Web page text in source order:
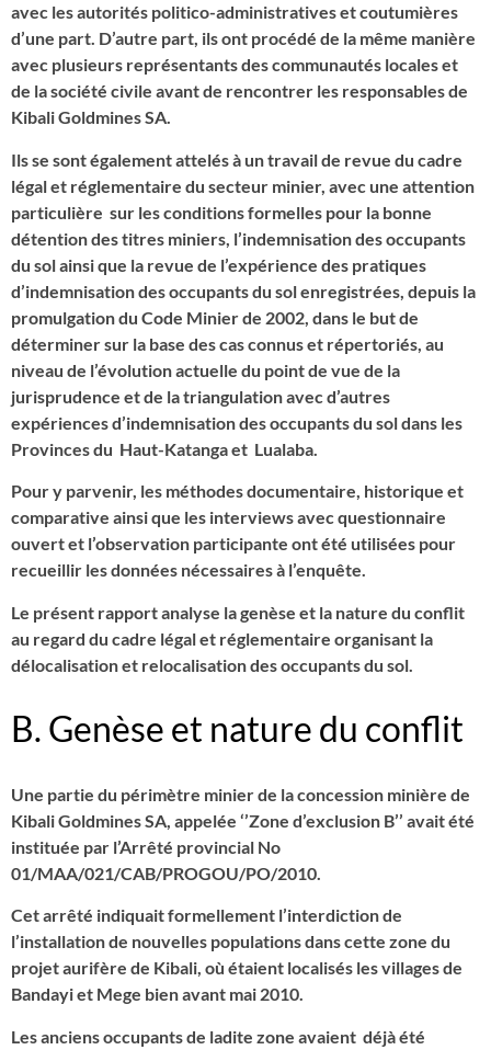
avec les autorités politico-administratives et coutumières
d’une part. D’autre part, ils ont procédé de la même manière
avec plusieurs représentants des communautés locales et
de la société civile avant de rencontrer les responsables de
Kibali Goldmines SA.
Ils se sont également attelés à un travail de revue du cadre
légal et réglementaire du secteur minier, avec une attention
particulière sur les conditions formelles pour la bonne
détention des titres miniers, l’indemnisation des occupants
du sol ainsi que la revue de l’expérience des pratiques
d’indemnisation des occupants du sol enregistrées, depuis la
promulgation du Code Minier de 2002, dans le but de
déterminer sur la base des cas connus et répertoriés, au
niveau de l’évolution actuelle du point de vue de la
jurisprudence et de la triangulation avec d’autres
expériences d’indemnisation des occupants du sol dans les
Provinces du Haut-Katanga et Lualaba.
Pour y parvenir, les méthodes documentaire, historique et
comparative ainsi que les interviews avec questionnaire
ouvert et l’observation participante ont été utilisées pour
recueillir les données nécessaires à l’enquête.
Le présent rapport analyse la genèse et la nature du conflit
au regard du cadre légal et réglementaire organisant la
délocalisation et relocalisation des occupants du sol.
B. Genèse et nature du conflit
Une partie du périmètre minier de la concession minière de
Kibali Goldmines SA, appelée ‘’Zone d’exclusion B’’ avait été
instituée par l’Arrêté provincial No
01/MAA/021/CAB/PROGOU/PO/2010.
Cet arrêté indiquait formellement l’interdiction de
l’installation de nouvelles populations dans cette zone du
projet aurifère de Kibali, où étaient localisés les villages de
Bandayi et Mege bien avant mai 2010.
Les anciens occupants de ladite zone avaient déjà été